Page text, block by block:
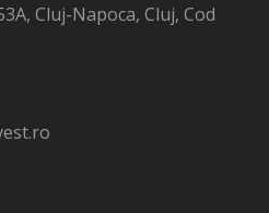
Cluj-Napoca, Cluj, Cod